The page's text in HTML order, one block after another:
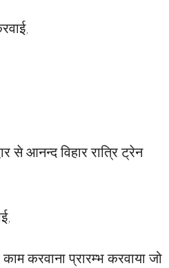
से आनन्द विहार रात्रि ट्रेन
करवाना प्रारम्भ करवाया जो